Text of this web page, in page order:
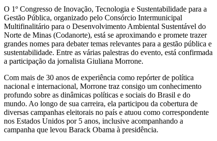
O 1º Congresso de Inovação, Tecnologia e Sustentabilidade para a
Gestão Pública, organizado pelo Consórcio Intermunicipal
Multifinalitário para o Desenvolvimento Ambiental Sustentável do
Norte de Minas (Codanorte), está se aproximando e promete trazer
grandes nomes para debater temas relevantes para a gestão pública e
sustentabilidade. Entre as várias palestras do evento, está confirmada
a participação da jornalista Giuliana Morrone.
Com mais de 30 anos de experiência como repórter de política
nacional e internacional, Morrone traz consigo um conhecimento
profundo sobre as dinâmicas políticas e sociais do Brasil e do
mundo. Ao longo de sua carreira, ela participou da cobertura de
diversas campanhas eleitorais no país e atuou como correspondente
nos Estados Unidos por 5 anos, inclusive acompanhando a
campanha que levou Barack Obama à presidência.